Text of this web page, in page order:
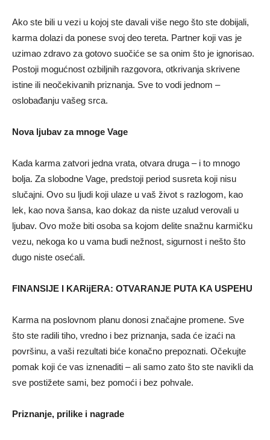
Ako ste bili u vezi u kojoj ste davali više nego što ste dobijali,
karma dolazi da ponese svoj deo tereta. Partner koji vas je
uzimao zdravo za gotovo suočiće se sa onim što je ignorisao.
Postoji mogućnost ozbiljnih razgovora, otkrivanja skrivene
istine ili neočekivanih priznanja. Sve to vodi jednom –
oslobađanju vašeg srca.
Nova ljubav za mnoge Vage
Kada karma zatvori jedna vrata, otvara druga – i to mnogo
bolja. Za slobodne Vage, predstoji period susreta koji nisu
slučajni. Ovo su ljudi koji ulaze u vaš život s razlogom, kao
lek, kao nova šansa, kao dokaz da niste uzalud verovali u
ljubav. Ovo može biti osoba sa kojom delite snažnu karmičku
vezu, nekoga ko u vama budi nežnost, sigurnost i nešto što
dugo niste osećali.
FINANSIJE I KARijERA: OTVARANJE PUTA KA USPEHU
Karma na poslovnom planu donosi značajne promene. Sve
što ste radili tiho, vredno i bez priznanja, sada će izaći na
površinu, a vaši rezultati biće konačno prepoznati. Očekujte
pomak koji će vas iznenaditi – ali samo zato što ste navikli da
sve postižete sami, bez pomoći i bez pohvale.
Priznanje, prilike i nagrade